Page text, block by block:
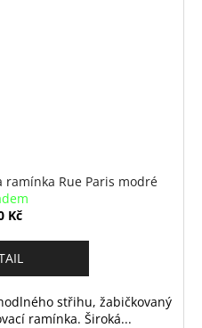
ramínka Rue Paris modré
Kč
střihu, žabičkovaný
ramínka. Široká...